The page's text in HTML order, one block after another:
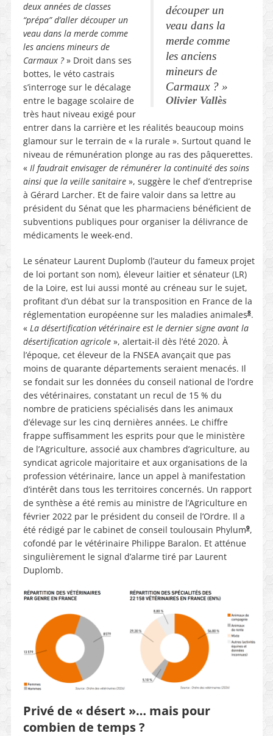
découper un
veau dans la
merde comme
les anciens
mineurs de
Carmaux ? »
Olivier Vallès
deux années de classes
“prépa” d’aller découper un
veau dans la merde comme
les anciens mineurs de
Carmaux ?» Droit dans ses
bottes, le véto castrais
s’interroge sur le décalage
entre le bagage scolaire de
très haut niveau exigé pour
entrer dans la carrière et les réalités beaucoup moins
glamour sur le terrain de « la rurale ». Surtout quand le
niveau de rémunération plonge au ras des pâquerettes.
« Il faudrait envisager de rémunérer la continuité des soins
ainsi que la veille sanitaire », suggère le chef d’entreprise
à Gérard Larcher. Et de faire valoir dans sa lettre au
président du Sénat que les pharmaciens bénéficient de
subventions publiques pour organiser la délivrance de
médicaments le week-end.
Le sénateur Laurent Duplomb (l’auteur du fameux projet
de loi portant son nom), éleveur laitier et sénateur (LR)
de la Loire, est lui aussi monté au créneau sur le sujet,
profitant d’un débat sur la transposition en France de la
réglementation européenne sur les maladies animales8.
« La désertification vétérinaire est le dernier signe avant la
désertification agricole», alertait-il dès l’été 2020. À
l’époque, cet éleveur de la FNSEA avançait que pas
moins de quarante départements seraient menacés. Il
se fondait sur les données du conseil national de l’ordre
des vétérinaires, constatant un recul de 15 % du
nombre de praticiens spécialisés dans les animaux
d’élevage sur les cinq dernières années. Le chiffre
frappe suffisamment les esprits pour que le ministère
de l’Agriculture, associé aux chambres d’agriculture, au
syndicat agricole majoritaire et aux organisations de la
profession vétérinaire, lance un appel à manifestation
d’intérêt dans tous les territoires concernés. Un rapport
de synthèse a été remis au ministre de l’Agriculture en
février 2022 par le président du conseil de l’Ordre. Il a
été rédigé par le cabinet de conseil toulousain Phylum9,
cofondé par le vétérinaire Philippe Baralon. Et atténue
singulièrement le signal d’alarme tiré par Laurent
Duplomb.
Privé de « désert »… mais pour
combien de temps ?